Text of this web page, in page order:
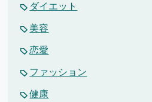
ダイエット
美容
恋愛
ファッション
健康